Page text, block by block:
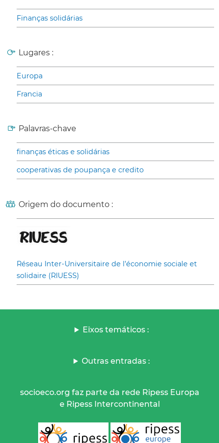
Finanças solidárias
Lugares :
Europa
Francia
Palavras-chave
finanças éticas e solidárias
cooperativas de poupança e credito
Origem do documento :
Réseau Inter-Universitaire de l’économie sociale et
solidaire (RIUESS)
Eixos temáticos :
Outras entradas :
socioeco.org faz parte da rede Ripess Europa
e Ripess Intercontinental